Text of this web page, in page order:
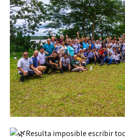
Resulta imposible escribir